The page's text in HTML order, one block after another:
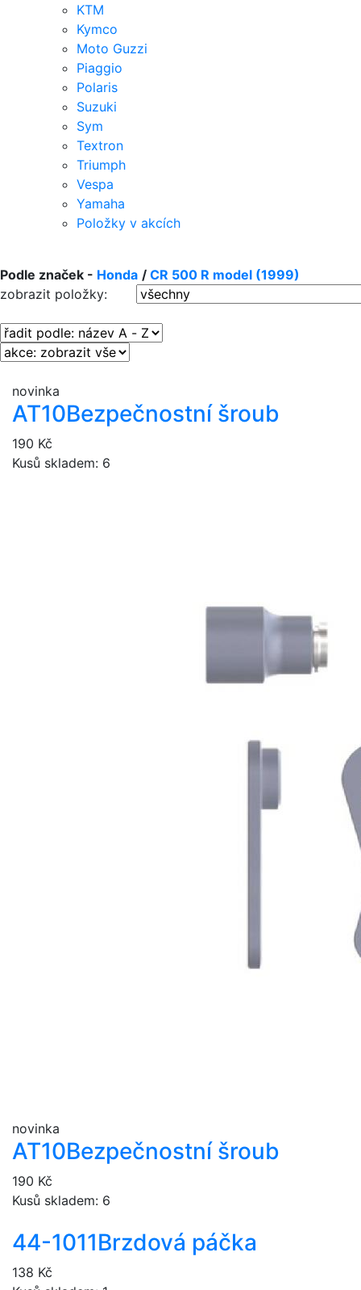
KTM
Kymco
Moto Guzzi
Piaggio
Polaris
Suzuki
Sym
Textron
Triumph
Vespa
Yamaha
Položky v akcích
Podle značek - Honda / CR 500 R model (1999)
zobrazit položky:
novinka
AT10Bezpečnostní šroub
190 Kč
Kusů skladem: 6
novinka
AT10Bezpečnostní šroub
190 Kč
Kusů skladem: 6
44-1011Brzdová páčka
138 Kč